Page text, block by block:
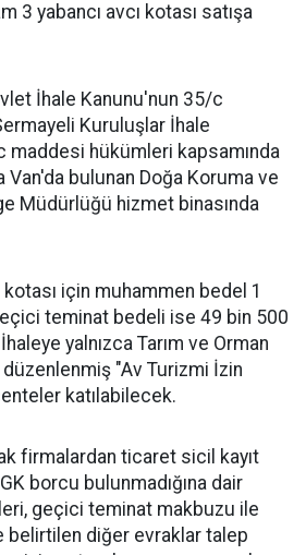
3 yabancı avcı kotası satışa
İhale Kanunu'nun 35/c
Kuruluşlar İhale
maddesi hükümleri kapsamında
Van'da bulunan Doğa Koruma ve
Müdürlüğü hizmet binasında
için muhammen bedel 1
teminat bedeli ise 49 bin 500
yalnızca Tarım ve Orman
düzenlenmiş "Av Turizmi İzin
katılabilecek.
firmalardan ticaret sicil kayıt
borcu bulunmadığına dair
geçici teminat makbuzu ile
belirtilen diğer evraklar talep